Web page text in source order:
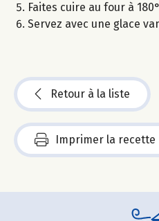
Faites cuire au four à
Servez avec une glace
Retour à la liste
Imprimer la recette